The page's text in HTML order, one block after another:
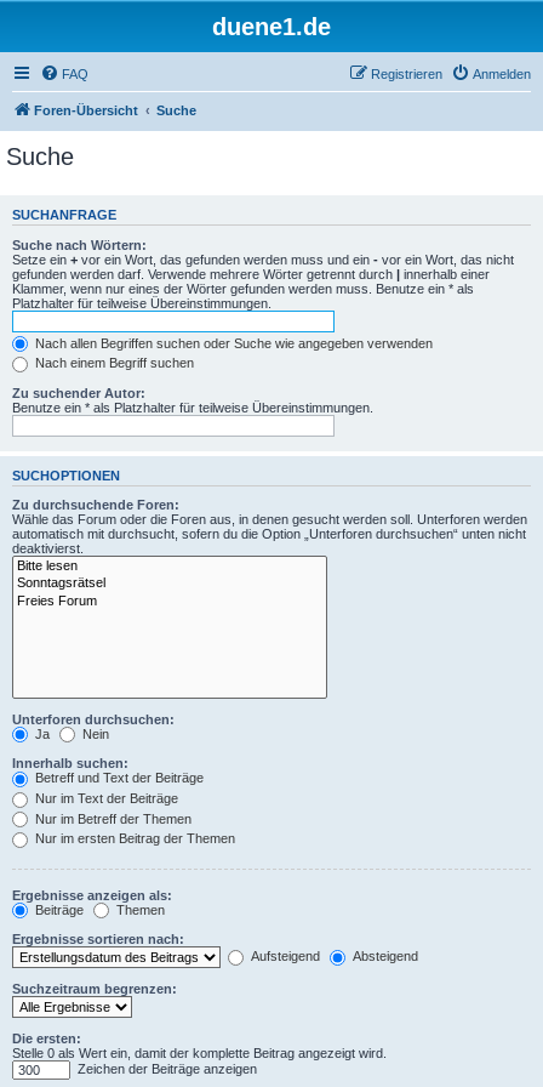
duene1.de
FAQ Anmelden
Registrieren
Foren-Übersicht Suche
Suche
SUCHANFRAGE
Suche nach Wörtern:
Setze ein + vor ein Wort, das gefunden werden muss und ein - vor ein Wort, das nicht
gefunden werden darf. Verwende mehrere Wörter getrennt durch | innerhalb einer
Klammer, wenn nur eines der Wörter gefunden werden muss. Benutze ein * als
Platzhalter für teilweise Übereinstimmungen.
Nach allen Begriffen suchen oder Suche wie angegeben verwenden
Nach einem Begriff suchen
Zu suchender Autor:
Benutze ein * als Platzhalter für teilweise Übereinstimmungen.
SUCHOPTIONEN
Zu durchsuchende Foren:
Wähle das Forum oder die Foren aus, in denen gesucht werden soll. Unterforen werden
automatisch mit durchsucht, sofern du die Option „Unterforen durchsuchen“ unten nicht
deaktivierst.
Unterforen durchsuchen:
Ja
Nein
Innerhalb suchen:
Betreff und Text der Beiträge
Nur im Text der Beiträge
Nur im Betreff der Themen
Nur im ersten Beitrag der Themen
Ergebnisse anzeigen als:
Beiträge
Themen
Ergebnisse sortieren nach:
Aufsteigend
Absteigend
Suchzeitraum begrenzen:
Die ersten:
Stelle 0 als Wert ein, damit der komplette Beitrag angezeigt wird.
Zeichen der Beiträge anzeigen